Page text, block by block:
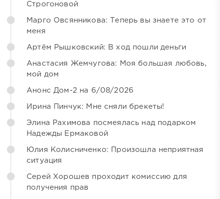
Строгоновой
Марго Овсянникова: Теперь вы знаете это от
меня
Артём Рышковский: В ход пошли деньги
Анастасия Жемчугова: Моя большая любовь,
мой дом
Анонс Дом-2 на 6/08/2026
Ирина Пинчук: Мне сняли брекеты!
Элина Рахимова посмеялась над подарком
Надежды Ермаковой
Юлия Колисниченко: Произошла неприятная
ситуация
Серей Хорошев проходит комиссию для
получения прав